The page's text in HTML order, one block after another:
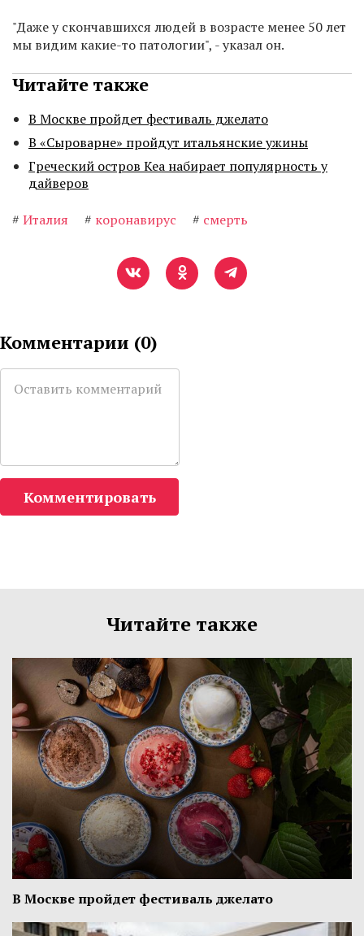
"Даже у скончавшихся людей в возрасте менее 50 лет
мы видим какие-то патологии", - указал он.
Читайте также
В Москве пройдет фестиваль джелато
В «Сыроварне» пройдут итальянские ужины
Греческий остров Кеа набирает популярность у
дайверов
# Италия # коронавирус # смерть
Комментарии (0)
Комментировать
Читайте также
В Москве пройдет фестиваль джелато